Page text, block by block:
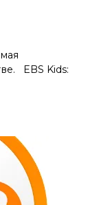
EBS Kids: